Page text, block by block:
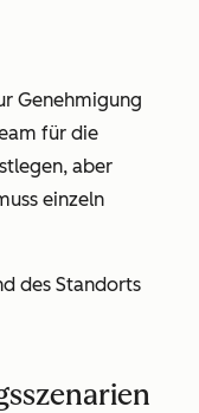
Genehmigung
für die
aber
einzeln
des Standorts